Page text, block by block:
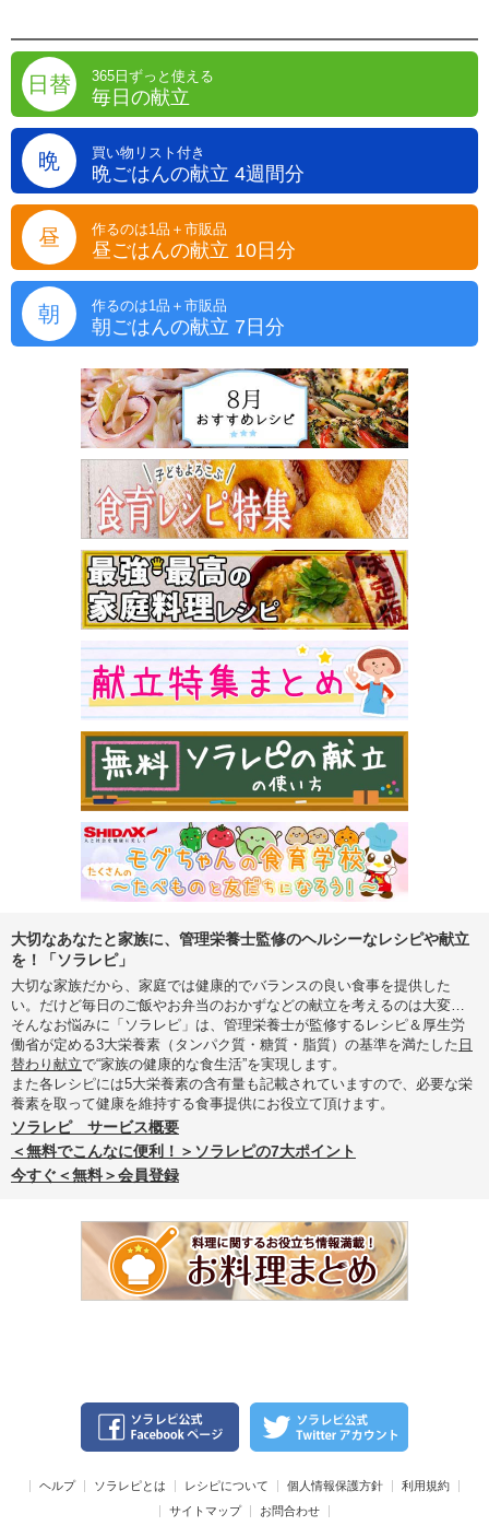
日替 365日ずっと使える
毎日の献立
晩 買い物リスト付き
晩ごはんの献立 4週間分
昼 作るのは1品＋市販品
昼ごはんの献立 10日分
朝 作るのは1品＋市販品
朝ごはんの献立 7日分
大切なあなたと家族に、管理栄養士監修のヘルシーなレシピや献立
を！「ソラレピ」
大切な家族だから、家庭では健康的でバランスの良い食事を提供した
い。だけど毎日のご飯やお弁当のおかずなどの献立を考えるのは大変…
そんなお悩みに「ソラレピ」は、管理栄養士が監修するレシピ＆厚生労
働省が定める3大栄養素（タンパク質・糖質・脂質）の基準を満たした 日
替わり献立で“家族の健康的な食生活”を実現します。
また各レシピには5大栄養素の含有量も記載されていますので、必要な栄
養素を取って健康を維持する食事提供にお役立て頂けます。
ソラレピ サービス概要
＜無料でこんなに便利！＞ソラレピの7大ポイント
今すぐ＜無料＞会員登録
ヘルプ ソラレピとは レシピについて 個人情報保護方針
利用規約
サイトマップ
お問合わせ